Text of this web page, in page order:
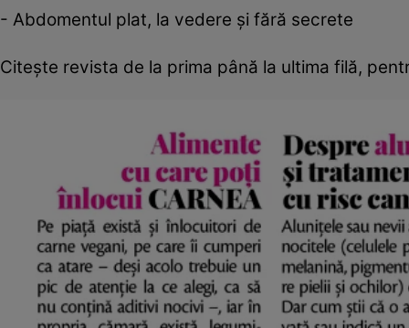
- Abdomentul plat, la vedere şi fără secrete
Citeşte revista de la prima până la ultima filă,